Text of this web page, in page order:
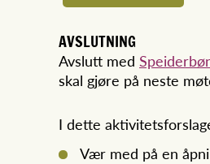
AVSLUTNING
Avslutt med
skal gjøre på neste
I dette
Vær med på en